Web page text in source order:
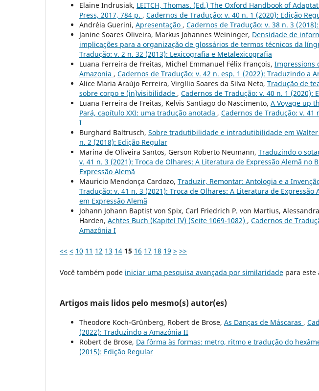
Elaine Indrusiak, LEITCH, Thomas. (Ed.) The Oxford Handbook of
Press, 2017, 784 p. , Cadernos de Tradução: v. 40 n. 1 (2020): Edição
Andréia Guerini, Apresentação , Cadernos de Tradução: v. 38 n. 3
Janine Soares Oliveira, Markus Johannes Weininger, Densidade de
implicações para a organização de glossários de termos técnicos da
Tradução: v. 2 n. 32 (2013): Lexicografia e Metalexicografia
Luana Ferreira de Freitas, Michel Emmanuel Félix François, Impressions
Amazonia , Cadernos de Tradução: v. 42 n. esp. 1 (2022): Traduzindo a
Alice Maria Araújo Ferreira, Virgílio Soares da Silva Neto, Tradução de
sobre corpo e (in)visibilidade , Cadernos de Tradução: v. 40 n. 1 (2020):
Luana Ferreira de Freitas, Kelvis Santiago do Nascimento, A Voyage up
Pará, capítulo XXI: uma tradução anotada , Cadernos de Tradução: v. 41
I
Burghard Baltrusch, Sobre tradutibilidade e intradutibilidade em
n. 2 (2018): Edição Regular
Marina de Oliveira Santos, Gerson Roberto Neumann, Traduzindo o
v. 41 n. 3 (2021): Troca de Olhares: A Literatura de Expressão Alemã no
Expressão Alemã
Mauricio Mendonça Cardozo, Traduzir, Remontar: Antologia e a
Tradução: v. 41 n. 3 (2021): Troca de Olhares: A Literatura de
em Expressão Alemã
Johann Johann Baptist von Spix, Carl Friedrich P. von Martius,
Harden, Achtes Buch (Kapitel IV) (Seite 1069-1082) , Cadernos de
Amazônia I
<< < 10 11 12 13 14 15 16 17 18 19 > >>
Você também pode iniciar uma pesquisa avançada por similaridade para este
Artigos mais lidos pelo mesmo(s) autor(es)
Theodore Koch-Grünberg, Robert de Brose, As Danças de Máscaras ,
(2022): Traduzindo a Amazônia II
Robert de Brose, Da fôrma às formas: metro, ritmo e tradução do
(2015): Edição Regular